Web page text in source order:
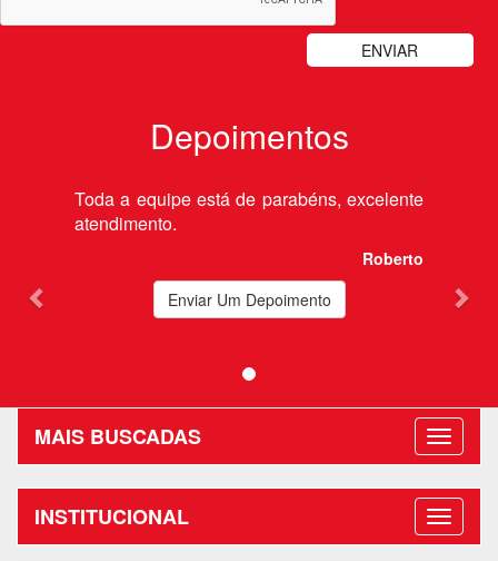
Depoimentos
Toda a equipe está de parabéns, excelente
atendimento.
Roberto
Enviar Um Depoimento
MAIS BUSCADAS
INSTITUCIONAL